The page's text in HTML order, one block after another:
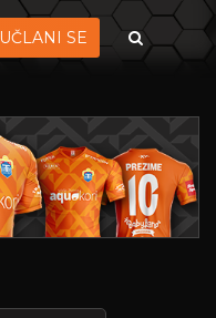
UČLANI SE